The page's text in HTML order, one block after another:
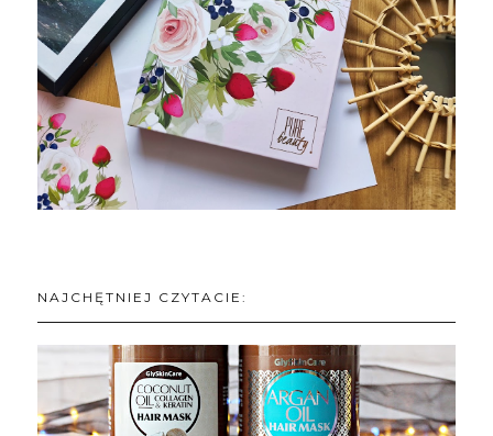
NAJCHĘTNIEJ CZYTACIE: